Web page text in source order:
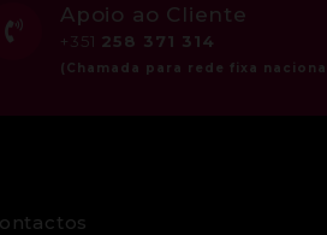
Apoio ao Cliente
+351 258 371 314